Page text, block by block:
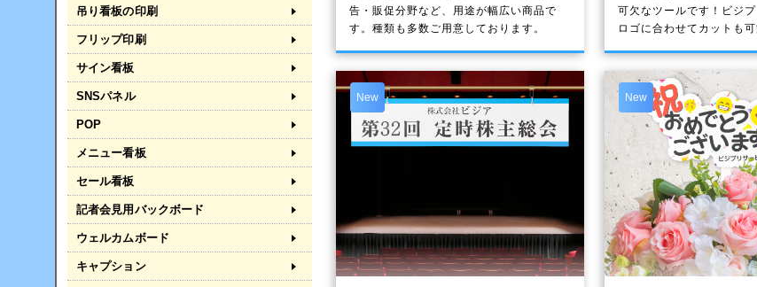
告・販促分野など、用途が幅広い商品で
す。種類も多数ご用意しております。
可欠なツールです！ビジ
ロゴに合わせてカットも可
New New
吊り看板の印刷
フリップ印刷
サイン看板
SNSパネル
POP
メニュー看板
セール看板
記者会見用バックボード
ウェルカムボード
キャプション